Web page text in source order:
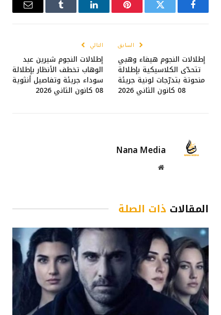
فيسبوك تويتر بينتيريستلينكدإن Tumblr
البريد
السابق
إطلالات النجوم هيفاء وهبي
تتحدّى الكلاسيكية بإطلالة
منحوتة بتدرّجات لونية جريئة
08 كانون الثاني 2026
التالي
إطلالات النجوم شيرين عبد
الوهاب تخطف الأنظار بإطلالة
سوداء جريئة وتفاصيل أنثوية
08 كانون الثاني 2026
Nana Media
موقع
المقالات ذات الصلة